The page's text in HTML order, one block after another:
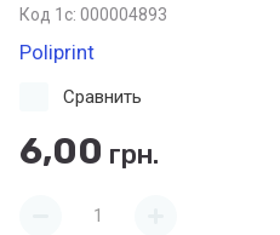
Код 1с: 000004893
Poliprint
6,00 грн.
Сравнить